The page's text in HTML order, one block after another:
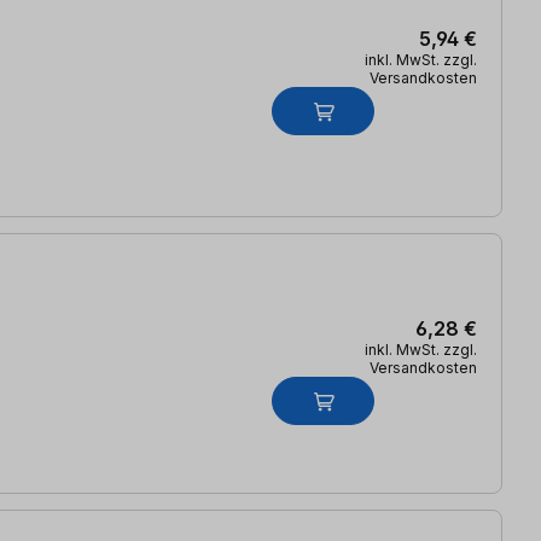
5,94 €
inkl. MwSt. zzgl.
Versandkosten
6,28 €
inkl. MwSt. zzgl.
Versandkosten